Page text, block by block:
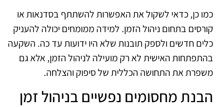
כמו כן, כדאי לשקול את האפשרות להשתתף בסדנאות או
קורסים בתחום ניהול הזמן. למידה ממומחים יכולה להעניק
כלים חדשים ולספק תובנות שלא היו ידועות עד כה. השקעה
בהתפתחות האישית לא רק מועילה לניהול הזמן, אלא גם
משפרת את התחושה הכללית של סיפוק והצלחה.
הבנת מחסומים נפשיים בניהול זמן